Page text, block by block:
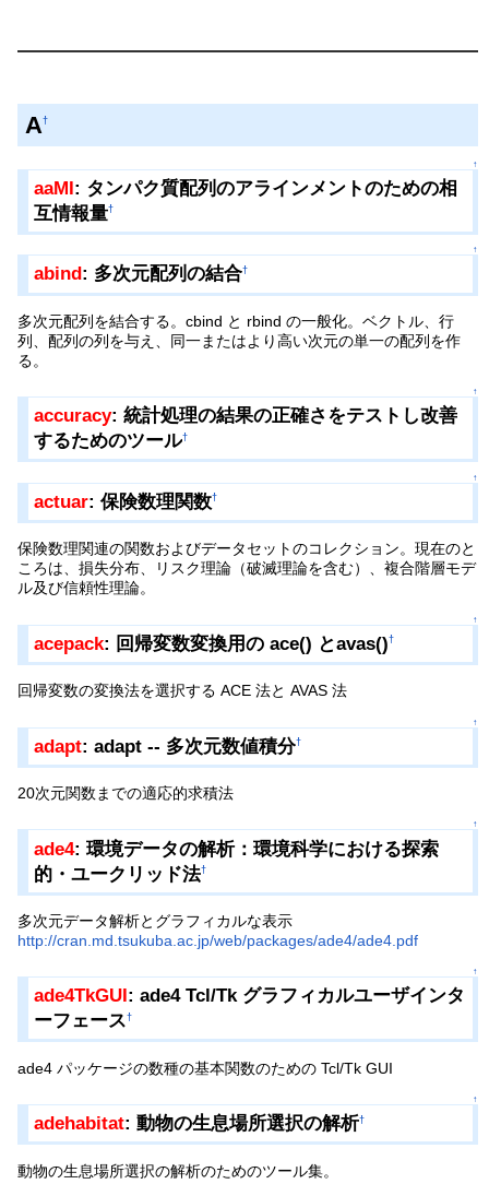
A†
↑
aaMI: タンパク質配列のアラインメントのための相
互情報量†
↑
abind : 多次元配列の結合†
多次元配列を結合する。cbind と rbind の一般化。ベクトル、行
列、配列の列を与え、同一またはより高い次元の単一の配列を作
る。
↑
accuracy: 統計処理の結果の正確さをテストし改善
するためのツール†
↑
actuar: 保険数理関数†
保険数理関連の関数およびデータセットのコレクション。現在のと
ころは、損失分布、リスク理論（破滅理論を含む）、複合階層モデ
ル及び信頼性理論。
↑
acepack: 回帰変数変換用の ace() とavas()†
回帰変数の変換法を選択する ACE 法と AVAS 法
↑
adapt: adapt -- 多次元数値積分†
20次元関数までの適応的求積法
↑
ade4: 環境データの解析：環境科学における探索
的・ユークリッド法†
多次元データ解析とグラフィカルな表示
http://cran.md.tsukuba.ac.jp/web/packages/ade4/ade4.pdf
↑
ade4TkGUI : ade4 Tcl/Tk グラフィカルユーザインタ
ーフェース†
ade4 パッケージの数種の基本関数のための Tcl/Tk GUI
↑
adehabitat: 動物の生息場所選択の解析†
動物の生息場所選択の解析のためのツール集。